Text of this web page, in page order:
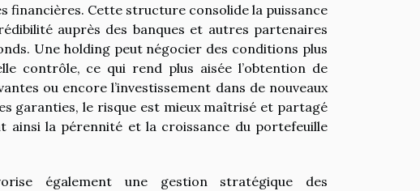
financières. Cette structure consolide la puissance
auprès des banques et autres partenaires
Une holding peut négocier des conditions plus
contrôle, ce qui rend plus aisée l’obtention de
ou encore l’investissement dans de nouveaux
garanties, le risque est mieux maîtrisé et partagé
ainsi la pérennité et la croissance du portefeuille
également une gestion stratégique des